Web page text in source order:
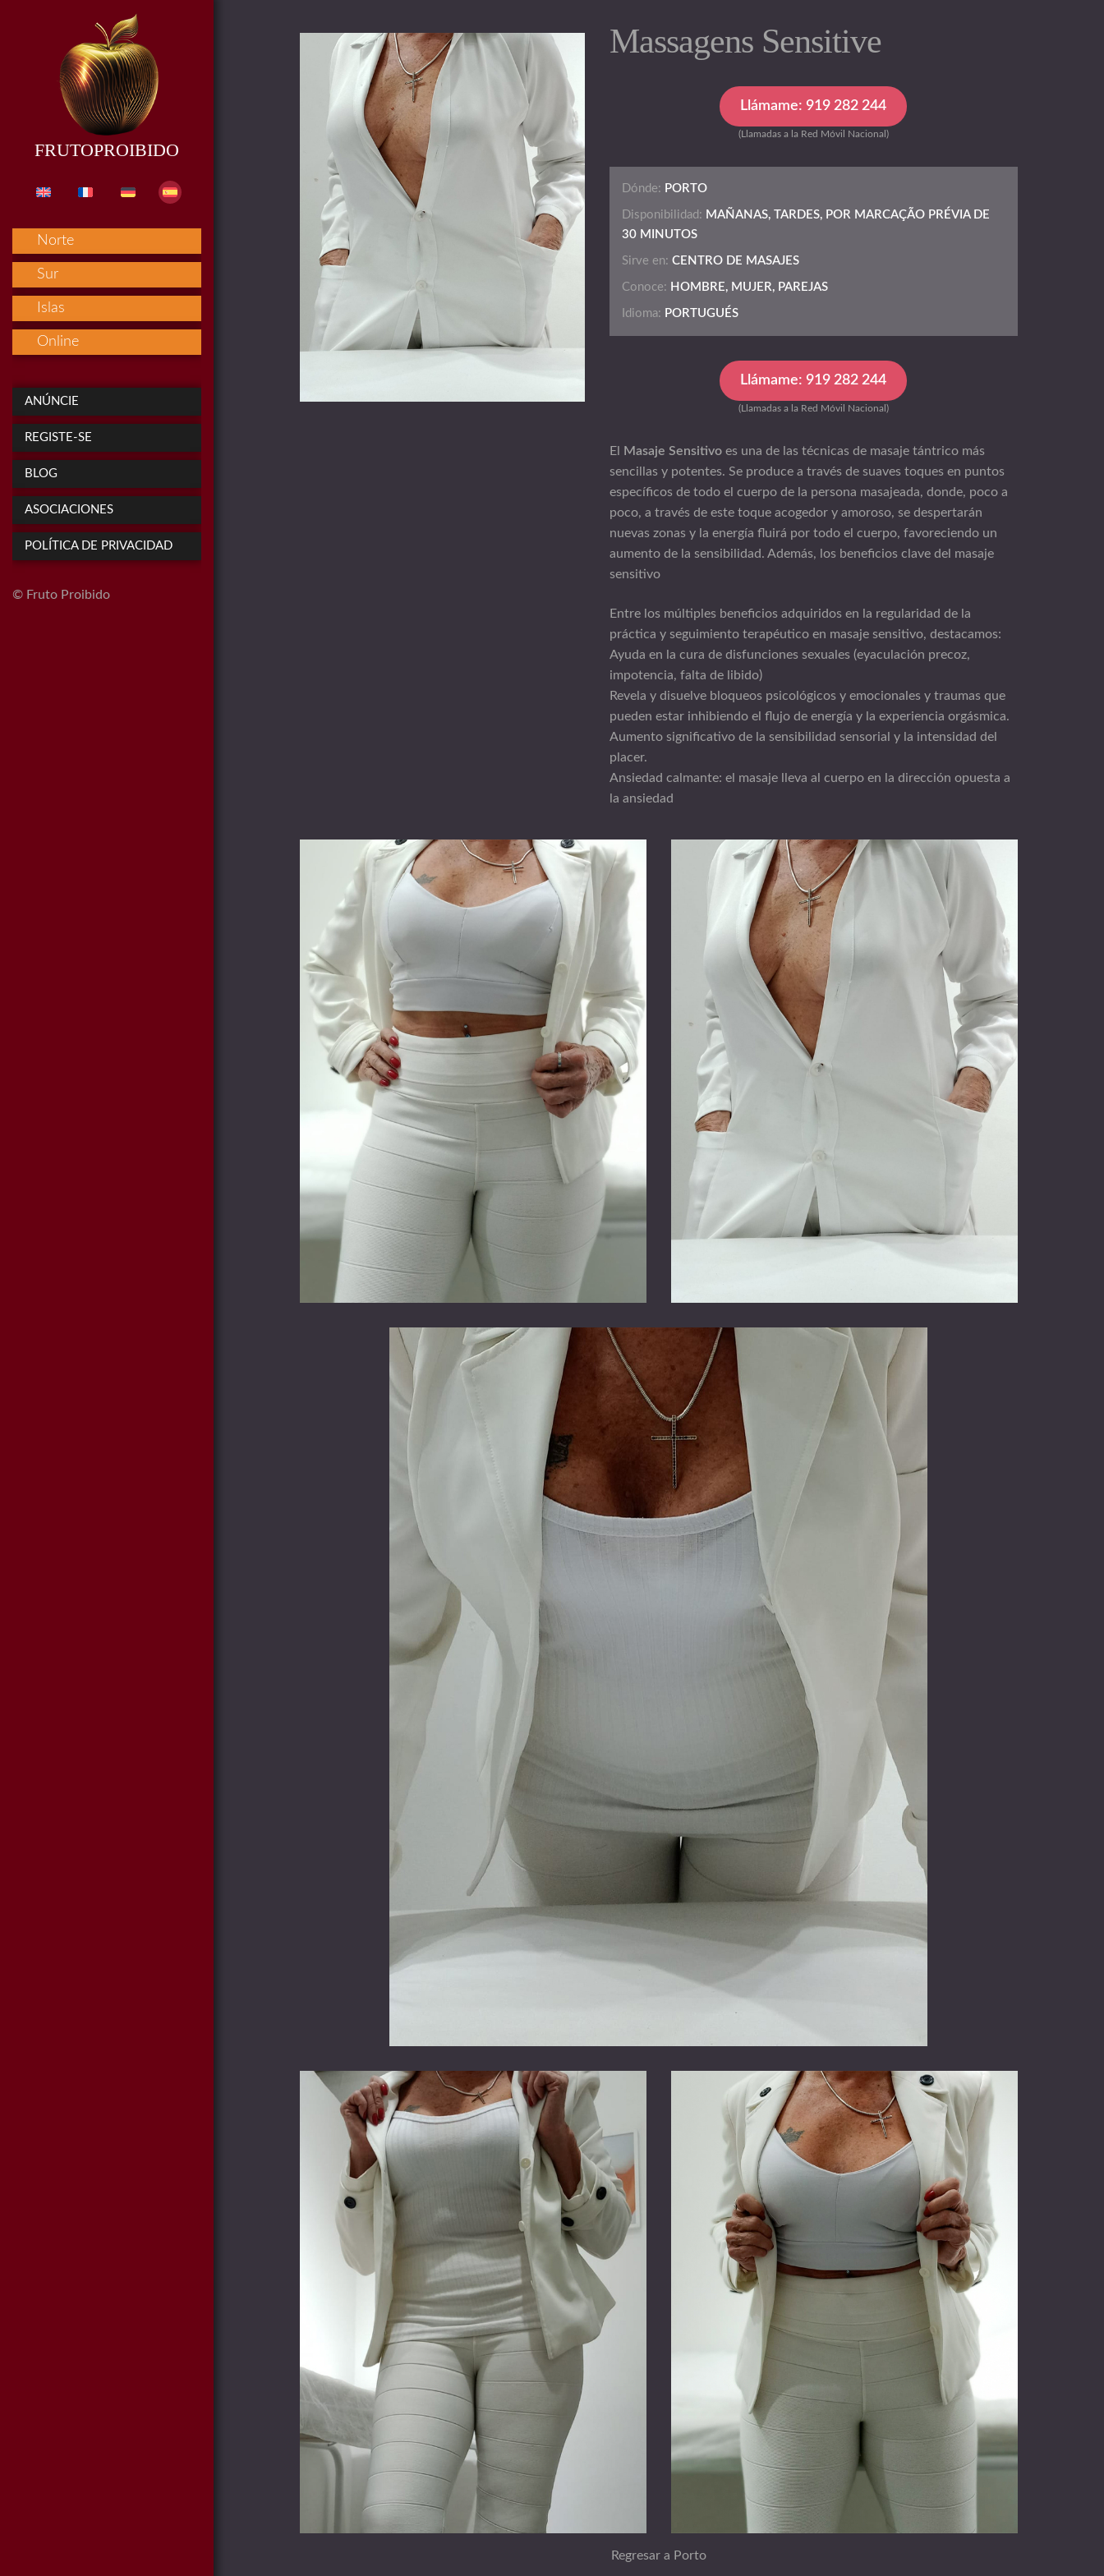
FRUTOPROIBIDO
Norte
Sur
Islas
Online
ANÚNCIE
REGISTE-SE
BLOG
ASOCIACIONES
POLÍTICA DE PRIVACIDAD
© Fruto Proibido
Massagens Sensitive
Llámame: 919 282 244
(Llamadas a la Red Móvil Nacional)
Dónde: PORTO
Disponibilidad: MAÑANAS, TARDES, POR MARCAÇÃO PRÉVIA DE
30 MINUTOS
Sirve en: CENTRO DE MASAJES
Conoce: HOMBRE, MUJER, PAREJAS
Idioma: PORTUGUÉS
Llámame: 919 282 244
(Llamadas a la Red Móvil Nacional)
El Masaje Sensitivoes una de las técnicas de masaje tántrico más
sencillas y potentes. Se produce a través de suaves toques en puntos
específicos de todo el cuerpo de la persona masajeada, donde, poco a
poco, a través de este toque acogedor y amoroso, se despertarán
nuevas zonas y la energía fluirá por todo el cuerpo, favoreciendo un
aumento de la sensibilidad. Además, los beneficios clave del masaje
sensitivo
Entre los múltiples beneficios adquiridos en la regularidad de la
práctica y seguimiento terapéutico en masaje sensitivo, destacamos:
Ayuda en la cura de disfunciones sexuales (eyaculación precoz,
impotencia, falta de libido)
Revela y disuelve bloqueos psicológicos y emocionales y traumas que
pueden estar inhibiendo el flujo de energía y la experiencia orgásmica.
Aumento significativo de la sensibilidad sensorial y la intensidad del
placer.
Ansiedad calmante: el masaje lleva al cuerpo en la dirección opuesta a
la ansiedad
Regresar a Porto